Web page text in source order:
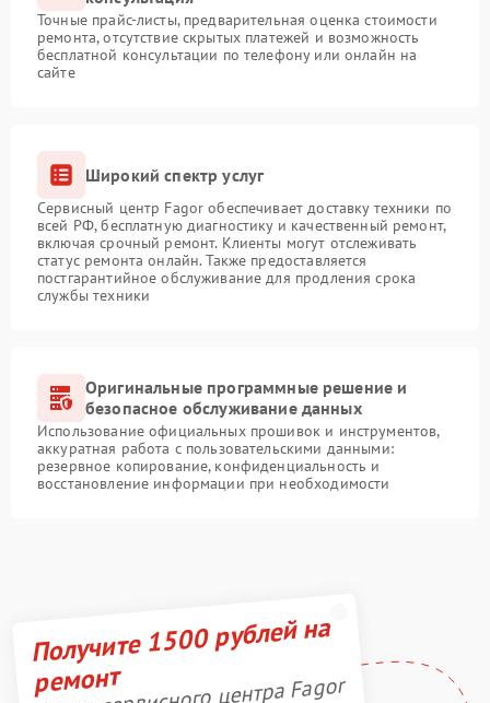
Точные прайс-листы, предварительная оценка стоимости
ремонта, отсутствие скрытых платежей и возможность
бесплатной консультации по телефону или онлайн на
сайте
Широкий спектр услуг
Сервисный центр Fagor обеспечивает доставку техники по
всей РФ, бесплатную диагностику и качественный ремонт,
включая срочный ремонт. Клиенты могут отслеживать
статус ремонта онлайн. Также предоставляется
постгарантийное обслуживание для продления срока
службы техники
Оригинальные программные решение и
безопасное обслуживание данных
Использование официальных прошивок и инструментов,
аккуратная работа с пользовательскими данными:
резервное копирование, конфиденциальность и
восстановление информации при необходимости
Получите 1500 рублей на
ремонт